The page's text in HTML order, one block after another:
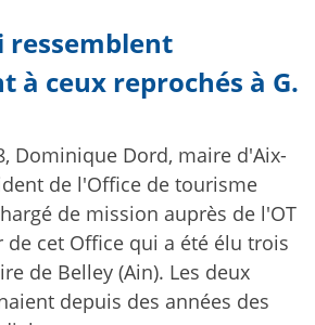
ressemblent
à ceux reprochés à G.
Dominique Dord, maire d'Aix-
de l'Office de tourisme
de mission auprès de l'OT
cet Office qui a été élu trois
de Belley (Ain). Les deux
depuis des années des